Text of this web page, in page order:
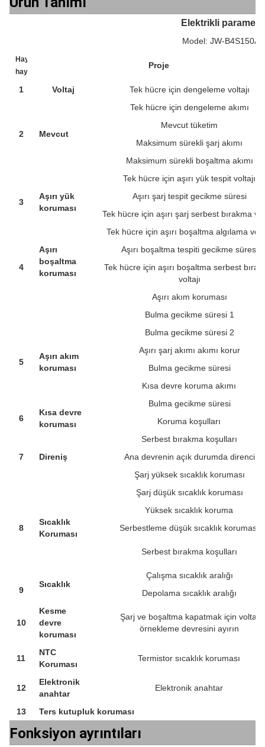
Elektrikli
Model: JW-B4S150A-
Hayır,
hayır.
Proje
1 Voltaj Tek hücre için dengeleme voltajı
2 Mevcut
Tek hücre için dengeleme akımı
Mevcut tüketim
Maksimum sürekli şarj akımı
Maksimum sürekli boşaltma akımı
3
Aşırı yük
koruması
Tek hücre için aşırı yük tespit voltajı
Aşırı şarj tespit gecikme süresi
Tek hücre için aşırı şarj serbest bırakma
4
Aşırı
boşaltma
koruması
Tek hücre için aşırı boşaltma algılama
Aşırı boşaltma tespiti gecikme süresi
Tek hücre için aşırı boşaltma serbest
voltajı
5
Aşırı akım
koruması
Aşırı akım koruması
Bulma gecikme süresi 1
Bulma gecikme süresi 2
Aşırı şarj akımı akımı korur
Bulma gecikme süresi
6
Kısa devre
koruması
Kısa devre koruma akımı
Bulma gecikme süresi
Koruma koşulları
Serbest bırakma koşulları
7
Direniş Ana devrenin açık durumda direnci
8
Sıcaklık
Koruması
Şarj yüksek sıcaklık koruması
Şarj düşük sıcaklık koruması
Yüksek sıcaklık koruma
Serbestleme düşük sıcaklık koruması
Serbest bırakma koşulları
9
Sıcaklık
Çalışma sıcaklık aralığı
Depolama sıcaklık aralığı
10
Kesme
devre
koruması
Şarj ve boşaltma kapatmak için voltaj
örnekleme devresini ayırın
11
NTC
Koruması
Termistor sıcaklık koruması
12
Elektronik
anahtar
Elektronik anahtar
13 Ters kutupluk koruması
Fonksiyon ayrıntıları